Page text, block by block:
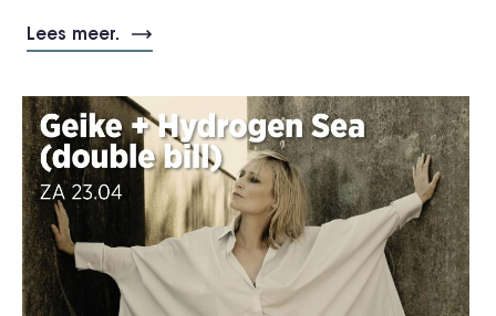
Lees meer.